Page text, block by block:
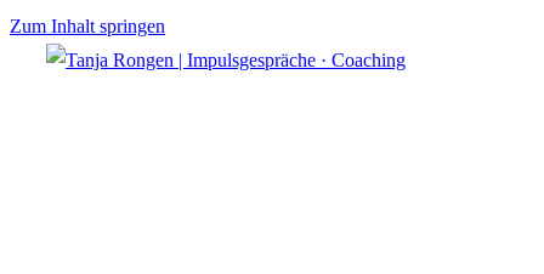
Zum Inhalt springen